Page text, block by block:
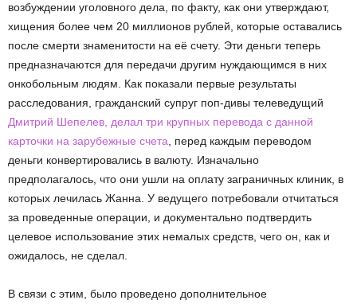
возбуждении уголовного дела, по факту, как они утверждают,
хищения более чем 20 миллионов рублей, которые оставались
после смерти знаменитости на её счету. Эти деньги теперь
предназначаются для передачи другим нуждающимся в них
онкобольным людям. Как показали первые результаты
расследования, гражданский супруг поп-дивы телеведущий
Дмитрий Шепелев, делал три крупных перевода с данной
карточки на зарубежные счета , перед каждым переводом
деньги конвертировались в валюту. Изначально
предполагалось, что они ушли на оплату заграничных клиник, в
которых лечилась Жанна. У ведущего потребовали отчитаться
за проведенные операции, и документально подтвердить
целевое использование этих немалых средств, чего он, как и
ожидалось, не сделал.
В связи с этим, было проведено дополнительное